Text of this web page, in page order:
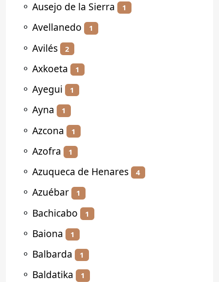
⚬ Ausejo de la Sierra 1
⚬ Avellanedo 1
⚬ Avilés 2
⚬ Axkoeta 1
⚬ Ayegui 1
⚬ Ayna 1
⚬ Azcona 1
⚬ Azofra 1
⚬ Azuqueca de Henares 4
⚬ Azuébar 1
⚬ Bachicabo 1
⚬ Baiona 1
⚬ Balbarda 1
⚬ Baldatika 1